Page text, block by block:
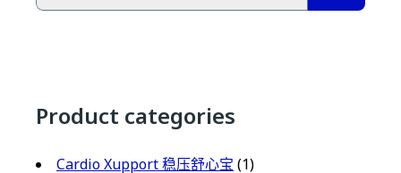
Product categories
Cardio Xupport 稳压舒心宝 (1)